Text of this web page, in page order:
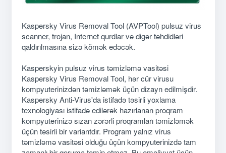
Kaspersky Virus Removal Tool (AVPTool) pulsuz virus
scanner, trojan, Internet qurdlar və digər təhdidləri
qaldırılmasına sizə kömək edəcək.
Kasperskyin pulsuz virus təmizləmə vasitəsi
Kaspersky Virus Removal Tool, hər cür virusu
kompyuterinizdən təmizləmək üçün dizayn edilmişdir.
Kaspersky Anti-Virus'da istifadə təsirli yoxlama
texnologiyası istifadə edilərək hazırlanan proqram
kompyuterinizə sızan zərərli proqramları təmizləmək
üçün təsirli bir variantdır. Program yalnız virus
təmizləmə vasitəsi olduğu üçün kompyuterinizdə tam